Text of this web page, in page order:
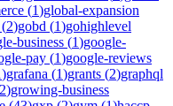
(1)global-expansion
(2)gobd (1)gohighlevel
business (1)google-
pay (1)google-reviews
)grafana (1)grants (2)graphql
2)growing-business